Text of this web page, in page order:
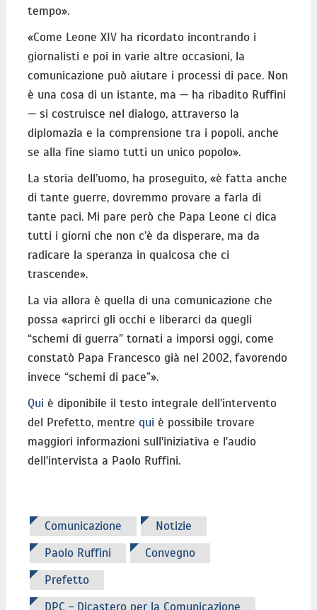
tempo».
«Come Leone XIV ha ricordato incontrando i
giornalisti e poi in varie altre occasioni, la
comunicazione può aiutare i processi di pace. Non
è una cosa di un istante, ma — ha ribadito Ruffini
— si costruisce nel dialogo, attraverso la
diplomazia e la comprensione tra i popoli, anche
se alla fine siamo tutti un unico popolo».
La storia dell’uomo, ha proseguito, «è fatta anche
di tante guerre, dovremmo provare a farla di
tante paci. Mi pare però che Papa Leone ci dica
tutti i giorni che non c’è da disperare, ma da
radicare la speranza in qualcosa che ci
trascende».
La via allora è quella di una comunicazione che
possa «aprirci gli occhi e liberarci da quegli
“schemi di guerra” tornati a imporsi oggi, come
constatò Papa Francesco già nel 2002, favorendo
invece “schemi di pace”».
Qui è diponibile il testo integrale dell'intervento
del Prefetto, mentre qui è possibile trovare
maggiori informazioni sull'iniziativa e l'audio
dell'intervista a Paolo Ruffini.
Comunicazione
Notizie
Paolo Ruffini
Convegno
Prefetto
DPC - Dicastero per la Comunicazione